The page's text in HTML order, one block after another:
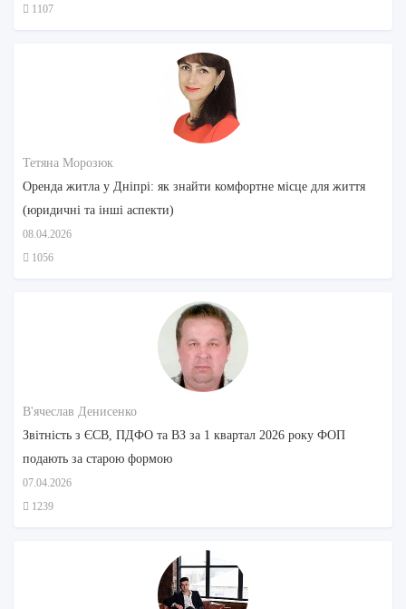
1107
Тетяна Морозюк
Оренда житла у Дніпрі: як знайти комфортне місце для життя
(юридичні та інші аспекти)
08.04.2026
1056
В'ячеслав Денисенко
Звітність з ЄСВ, ПДФО та ВЗ за 1 квартал 2026 року ФОП
подають за старою формою
07.04.2026
1239